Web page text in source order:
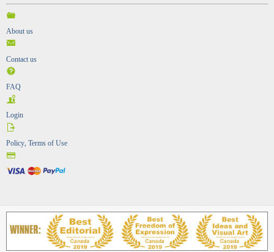
About us
Contact us
FAQ
Login
Policy, Terms of Use